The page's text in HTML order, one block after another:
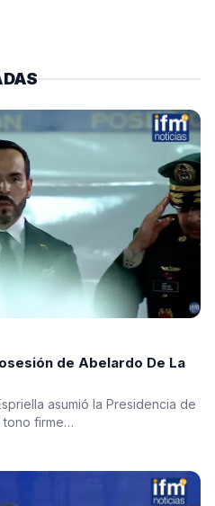
de Abelardo De La
asumió la Presidencia de
tono firme…